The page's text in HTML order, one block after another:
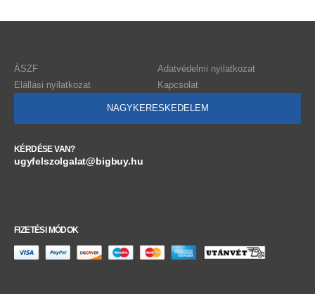
ÁSZF
Adatvédelmi nyilatkozat
Elállási nyilatkozat
Kapcsolat
NAGYKERESKEDELEM
KÉRDÉSE VAN?
ugyfelszolgalat@bigbuy.hu
FIZETÉSI MÓDOK